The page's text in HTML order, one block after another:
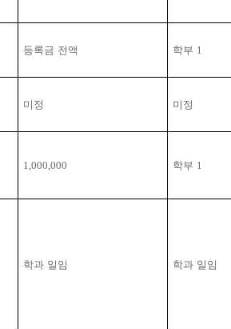
등록금 전액 학부 1
미정 미정
1,000,000 학부 1
학과 일임 학과 일임